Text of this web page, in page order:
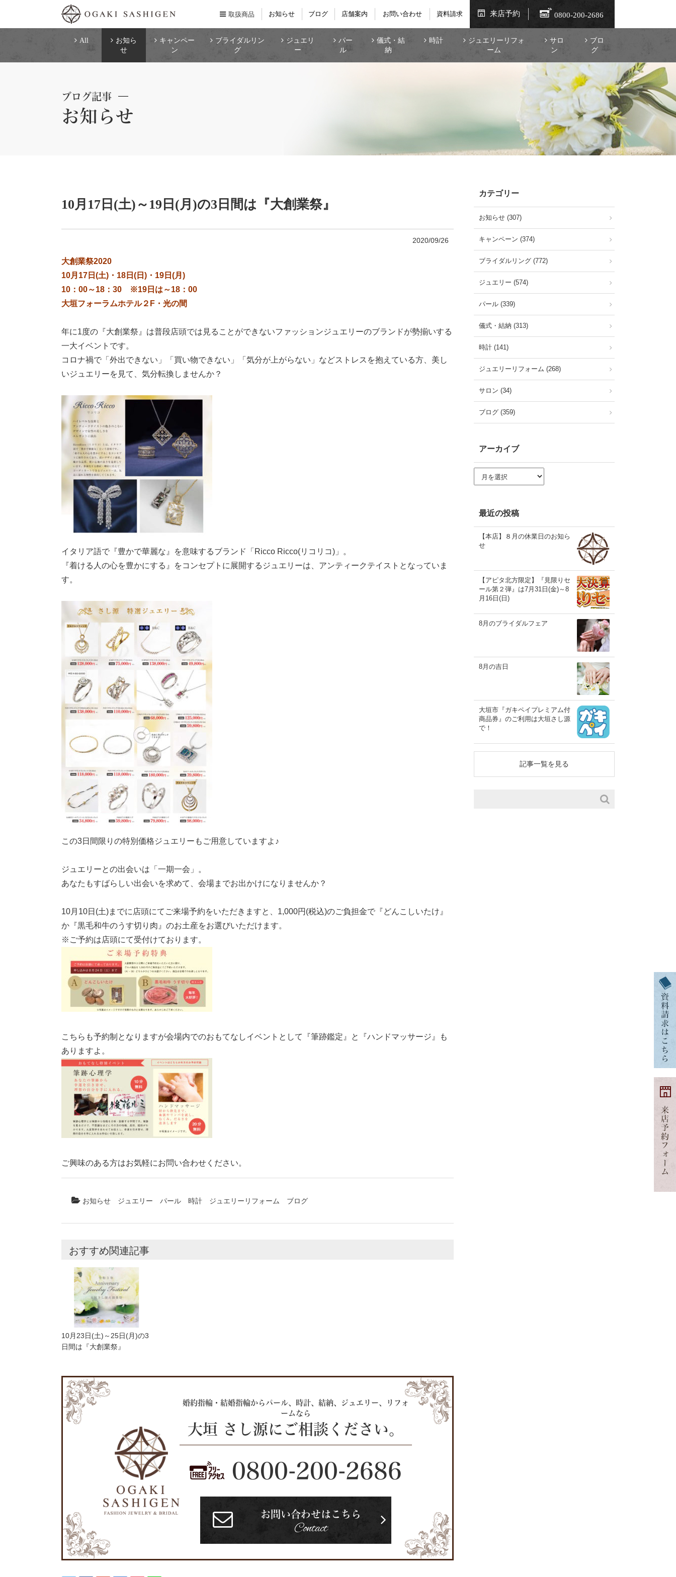
取扱商品 お知らせ ブログ 店舗案内 お問い合わせ 資料請求 来店予約 0800-200-2686
All
お知ら
せ
キャンペー
ン
ブライダルリン
グ
ジュエリ
ー
パー
ル
儀式・結
納
時計
ジュエリーリフォ
ーム
サロ
ン
ブロ
グ
ブログ記事
お知らせ
10月17日(土)～19日(月)の3日間は『大創業祭』
2020/09/26
大創業祭2020
10月17日(土)・18日(日)・19日(月)
10：00～18：30 ※19日は～18：00
大垣フォーラムホテル２F・光の間
年に1度の『大創業祭』は普段店頭では見ることができないファッションジュエリーのブランドが勢揃いする
一大イベントです。
コロナ禍で「外出できない」「買い物できない」「気分が上がらない」などストレスを抱えている方、美し
いジュエリーを見て、気分転換しませんか？
イタリア語で『豊かで華麗な』を意味するブランド「Ricco Ricco(リコリコ)」。
『着ける人の心を豊かにする』をコンセプトに展開するジュエリーは、アンティークテイストとなっていま
す。
この3日間限りの特別価格ジュエリーもご用意していますよ♪
ジュエリーとの出会いは「一期一会」。
あなたもすばらしい出会いを求めて、会場までお出かけになりませんか？
10月10日(土)までに店頭にてご来場予約をいただきますと、1,000円(税込)のご負担金で『どんこしいたけ』
か『黒毛和牛のうす切り肉』のお土産をお選びいただけます。
※ご予約は店頭にて受付けております。
こちらも予約制となりますが会場内でのおもてなしイベントとして『筆跡鑑定』と『ハンドマッサージ』も
ありますよ。
ご興味のある方はお気軽にお問い合わせください。
お知らせ ジュエリー パール 時計 ジュエリーリフォーム ブログ
おすすめ関連記事
10月23日(土)～25日(月)の3
日間は『大創業祭』
婚約指輪・結婚指輪からパール、時計、 結納、ジュエリー、リフォ
ームなら
大垣 さし源にご相談ください。
0800-200-2686
お問い合わせはこちら
Contact
カテゴリー
お知らせ (307)
キャンペーン (374)
ブライダルリング (772)
ジュエリー (574)
パール (339)
儀式・結納 (313)
時計 (141)
ジュエリーリフォーム (268)
サロン (34)
ブログ (359)
アーカイブ
ー
ブ
最近の投稿
【本店】８月の休業日のお知ら
せ
【アピタ北方限定】『見限りセ
ール第２弾』は7月31日(金)～8
月16日(日)
8月のブライダルフェア
8月の吉日
大垣市『ガキペイプレミアム付
商品券』のご利用は大垣さし源
で！
記事一覧を見る